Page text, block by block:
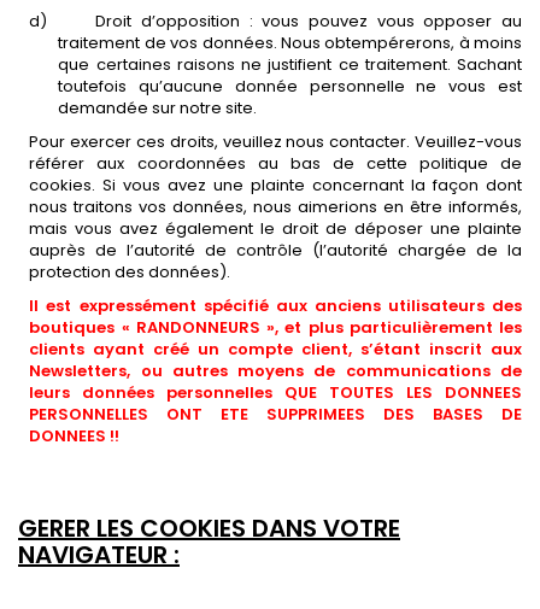
d)
Droit d’opposition : vous pouvez vous opposer au
traitement de vos données. Nous obtempérerons, à moins
que certaines raisons ne justifient ce traitement. Sachant
toutefois qu’aucune donnée personnelle ne vous est
demandée sur notre site.
Pour exercer ces droits, veuillez nous contacter. Veuillez-vous
référer aux coordonnées au bas de cette politique de
cookies. Si vous avez une plainte concernant la façon dont
nous traitons vos données, nous aimerions en être informés,
mais vous avez également le droit de déposer une plainte
auprès de l’autorité de contrôle (l’autorité chargée de la
protection des données).
Il est expressément spécifié aux anciens utilisateurs des
boutiques « RANDONNEURS », et plus particulièrement les
clients ayant créé un compte client, s’étant inscrit aux
Newsletters, ou autres moyens de communications de
leurs données personnelles QUE TOUTES LES DONNEES
PERSONNELLES ONT ETE SUPPRIMEES DES BASES DE
DONNEES !!
GERER LES COOKIES DANS VOTRE
NAVIGATEUR :